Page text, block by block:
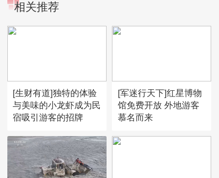
相关推荐
[生财有道]独特的体验
与美味的小龙虾成为民
宿吸引游客的招牌
[军迷行天下]红星博物
馆免费开放 外地游客
慕名而来